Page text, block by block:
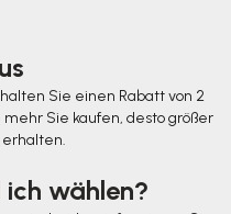
Sie einen Rabatt von 2
mehr Sie kaufen, desto größer
erhalten.
ich wählen?